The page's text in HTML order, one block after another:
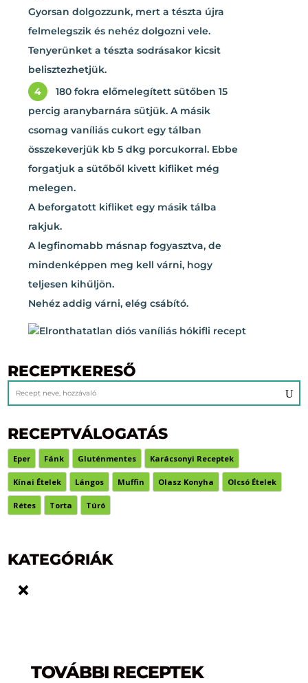
Gyorsan dolgozzunk, mert a tészta újra
felmelegszik és nehéz dolgozni vele.
Tenyerünket a tészta sodrásakor kicsit
belisztezhetjük.
4
180 fokra előmelegített sütőben 15
percig aranybarnára sütjük. A másik
csomag vaníliás cukort egy tálban
összekeverjük kb 5 dkg porcukorral. Ebbe
forgatjuk a sütőből kivett kifliket még
melegen.
A beforgatott kifliket egy másik tálba
rakjuk.
A legfinomabb másnap fogyasztva, de
mindenképpen meg kell várni, hogy
teljesen kihűljön.
Nehéz addig várni, elég csábító.
RECEPTKERESŐ
RECEPTVÁLOGATÁS
Eper Fánk Gluténmentes Karácsonyi Receptek
Kínai Ételek Lángos Muffin Olasz Konyha Olcsó Ételek
Rétes Torta Túró
KATEGÓRIÁK
TOVÁBBI RECEPTEK